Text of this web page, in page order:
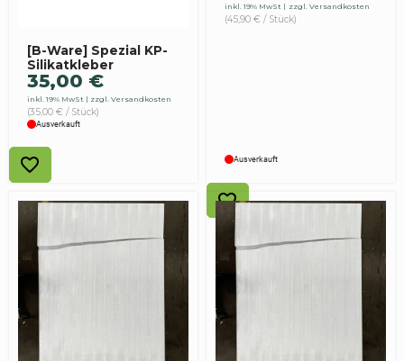
[B-Ware] Spezial KP-
Silikatkleber
35,00 €
inkl. 19% MwSt zzgl. Versandkosten
(35,00 € / Stück)
Ausverkauft
inkl. 19% MwSt zzgl. Versandkosten
(45,90 € / Stück)
Ausverkauft